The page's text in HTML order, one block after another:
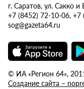
г. Саратов, ул. Сакко и
+7 (8452) 72-10-06,
sog@gazeta64.ru
© ИА «Регион 64»,
Создание сайта –